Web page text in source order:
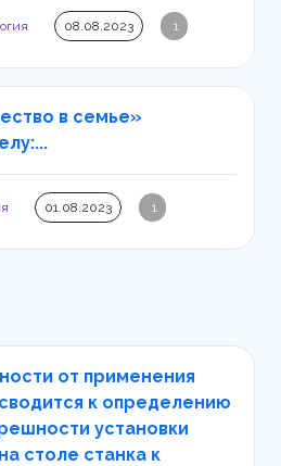
08.08.2023 1
в семье»
01.08.2023 1
от применения
к определению
установки
столе станка к